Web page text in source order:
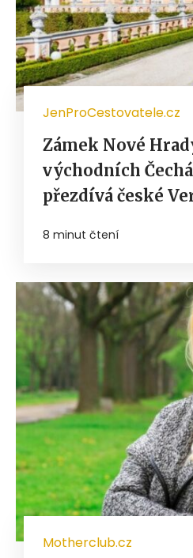
JenProCestovatele.cz
Zámek Nové
východních
přezdívá české
8 minut čtení
Motherclub.cz